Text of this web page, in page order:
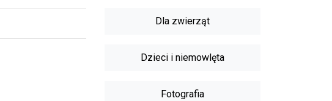
Dla zwierząt
Dzieci i niemowlęta
Fotografia